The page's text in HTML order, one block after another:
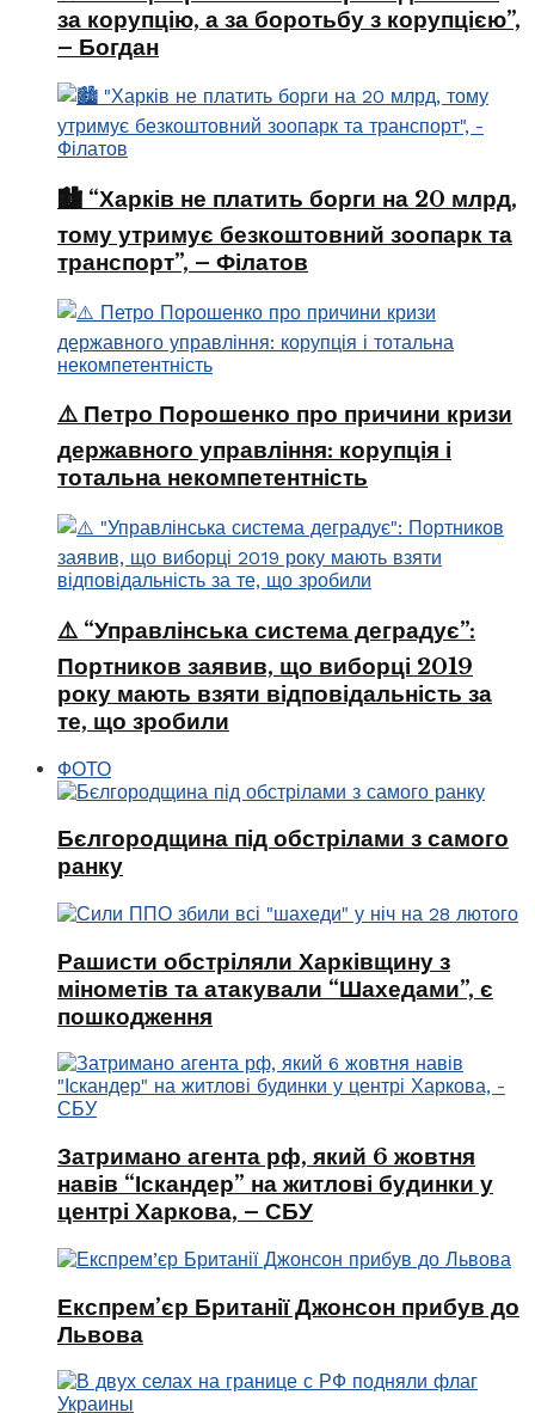
за корупцію, а за боротьбу з корупцією”,
– Богдан
🏙️ “Харків не платить борги на 20 млрд,
тому утримує безкоштовний зоопарк та
транспорт”, – Філатов
⚠️ Петро Порошенко про причини кризи
державного управління: корупція і
тотальна некомпетентність
⚠️ “Управлінська система деградує”:
Портников заявив, що виборці 2019
року мають взяти відповідальність за
те, що зробили
ФОТО
Бєлгородщина під обстрілами з самого
ранку
Рашисти обстріляли Харківщину з
мінометів та атакували “Шахедами”, є
пошкодження
Затримано агента рф, який 6 жовтня
навів “Іскандер” на житлові будинки у
центрі Харкова, – СБУ
Експрем’єр Британії Джонсон прибув до
Львова